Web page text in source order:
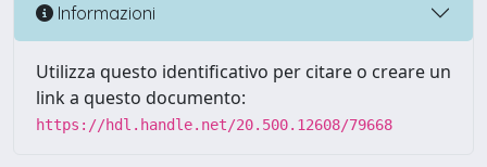
Informazioni
Utilizza questo identificativo per citare o creare un
link a questo documento:
https://hdl.handle.net/20.500.12608/79668